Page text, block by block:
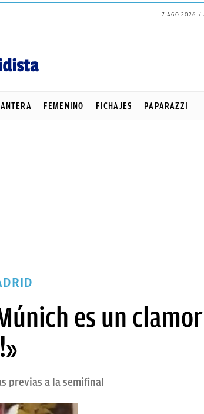
7 AGO 2026
FEMENINO FICHAJES PAPARAZZI
es un
previas a la semifinal